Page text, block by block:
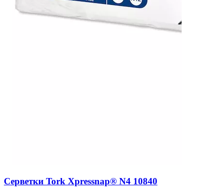
Серветки Tork Xpressnap® N4 10840